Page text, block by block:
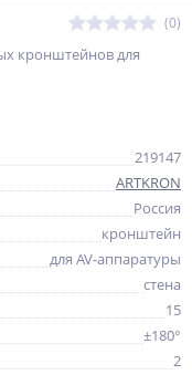
(0)
кронштейнов для
219147
ARTKRON
Россия
кронштейн
для AV-аппаратуры
стена
15
±180°
2